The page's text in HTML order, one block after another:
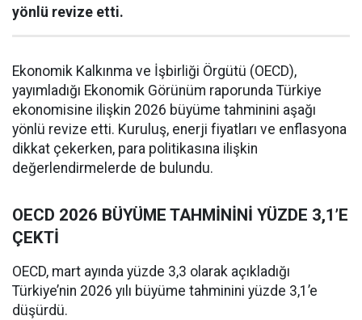
yönlü revize etti.
Ekonomik Kalkınma ve İşbirliği Örgütü (OECD),
yayımladığı Ekonomik Görünüm raporunda Türkiye
ekonomisine ilişkin 2026 büyüme tahminini aşağı
yönlü revize etti. Kuruluş, enerji fiyatları ve enflasyona
dikkat çekerken, para politikasına ilişkin
değerlendirmelerde de bulundu.
OECD 2026 BÜYÜME TAHMİNİNİ YÜZDE 3,1’E
ÇEKTİ
OECD, mart ayında yüzde 3,3 olarak açıkladığı
Türkiye’nin 2026 yılı büyüme tahminini yüzde 3,1’e
düşürdü.